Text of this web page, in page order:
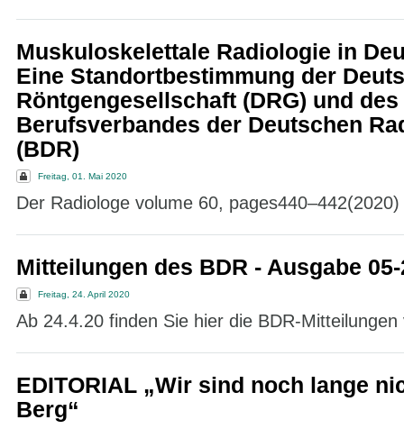
Muskuloskelettale Radiologie in
Eine Standortbestimmung der
Röntgengesellschaft (DRG) und des
Berufsverbandes der Deutschen
(BDR)
Freitag, 01. Mai 2020
Der Radiologe volume 60, pages440–442(2020)
Mitteilungen des BDR - Ausgabe 05-
Freitag, 24. April 2020
Ab 24.4.20 finden Sie hier die BDR-Mitteilungen
EDITORIAL „Wir sind noch lange
Berg“